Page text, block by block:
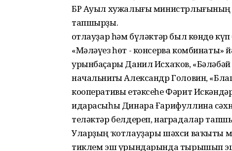
БР Ауыл хужалығы министрлығының
тапшырҙы.
Ҡотлауҙар һәм бүләктәр был көндө
«Мәләүез һөт - консерва комбинаты»
урынбаҫары Данил Исхаҡов, «Бәләбәй
начальнигы Александр Головин,
кооперативы етәксеһе Фәрит
идарасыһы Динара Ғарифуллина
теләктәр белдереп, наградалар
Уларҙың ҡотлауҙары шәхси ваҡыты
тиклем эш урындарында тырышып